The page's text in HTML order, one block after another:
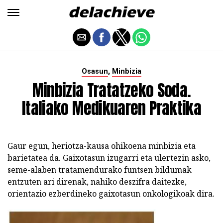
Osasun, Minbizia
Minbizia Tratatzeko Soda.
Italiako Medikuaren Praktika
Gaur egun, heriotza-kausa ohikoena minbizia eta
barietatea da. Gaixotasun izugarri eta ulertezin asko,
seme-alaben tratamendurako funtsen bildumak
entzuten ari direnak, nahiko deszifra daitezke,
orientazio ezberdineko gaixotasun onkologikoak dira.